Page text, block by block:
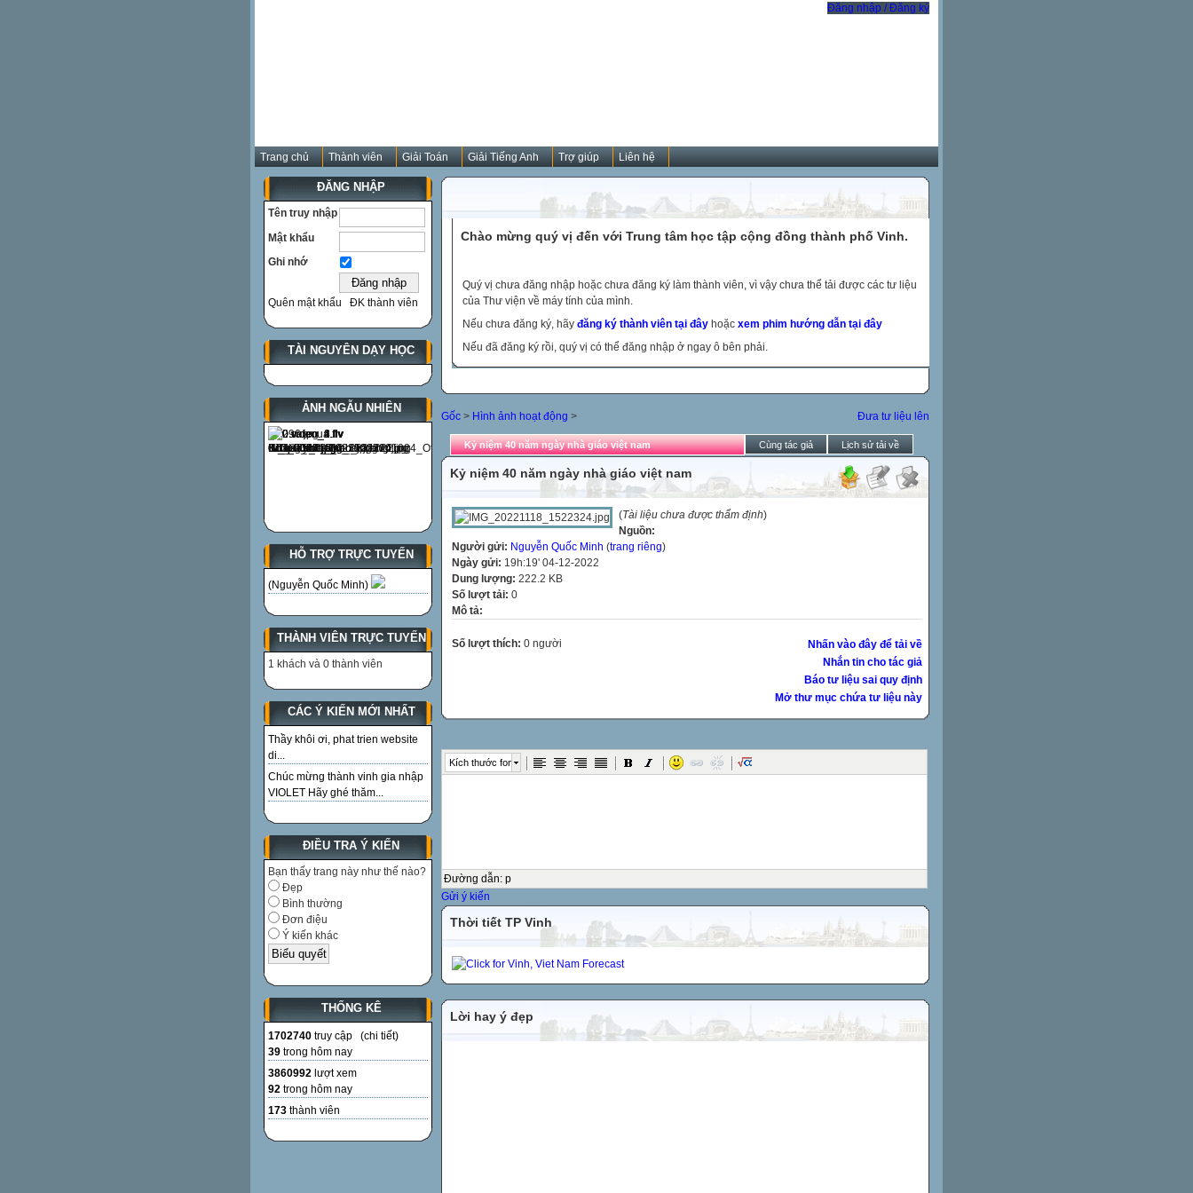
Đăng nhập / Đăng ký
Trang chủ Thành viên Giải Toán Giải Tiếng Anh Trợ giúp Liên hệ
ĐĂNG NHẬP
Tên truy nhập
Mật khẩu
Ghi nhớ
Quên mật khẩu ĐK thành viên
TÀI NGUYÊN DẠY HỌC
ẢNH NGẪU NHIÊN
HỖ TRỢ TRỰC TUYẾN
(Nguyễn Quốc Minh)
THÀNH VIÊN TRỰC TUYẾN
1 khách và 0 thành viên
CÁC Ý KIẾN MỚI NHẤT
Thầy khôi ơi, phat trien website
di...
Chúc mừng thành vinh gia nhập
VIOLET Hãy ghé thăm...
ĐIỀU TRA Ý KIẾN
Bạn thấy trang này như thế nào?
Đẹp
Bình thường
Đơn điệu
Ý kiến khác
THỐNG KÊ
1702740 truy cập (chi tiết)
39 trong hôm nay
3860992 lượt xem
92 trong hôm nay
173 thành viên
Chào mừng quý vị đến với Trung tâm học tập cộng đồng thành phố Vinh.
Quý vị chưa đăng nhập hoặc chưa đăng ký làm thành viên, vì vậy chưa thể tải được các tư liệu
của Thư viện về máy tính của mình.
Nếu chưa đăng ký, hãy đăng ký thành viên tại đây hoặc xem phim hướng dẫn tại đây
Nếu đã đăng ký rồi, quý vị có thể đăng nhập ở ngay ô bên phải.
Đưa tư liệu lên
Gốc > Hình ảnh hoạt động >
Kỷ niệm 40 năm ngày nhà giáo việt nam Cùng tác giả Lịch sử tải về
Kỷ niệm 40 năm ngày nhà giáo việt nam
(Tài liệu chưa được thẩm định)
Nguồn:
Người gửi: Nguyễn Quốc Minh (trang riêng)
Ngày gửi: 19h:19' 04-12-2022
Dung lượng: 222.2 KB
Số lượt tải: 0
Mô tả:
Nhấn vào đây để tải về
Nhắn tin cho tác giả
Báo tư liệu sai quy định
Mở thư mục chứa tư liệu này
Số lượt thích: 0 người
Kích thước font
Đường dẫn: p
Gửi ý kiến
Thời tiết TP Vinh
Lời hay ý đẹp